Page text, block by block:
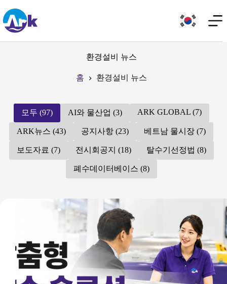
환경설비 뉴스
홈 환경설비 뉴스
모두 (97) AI와 물산업 (3) ARK GLOBAL (7)
ARK뉴스 (43) 공지사항 (23) 베트남 물시장 (7)
보도자료 (7) 전시회공지 (18) 탈수기선정법 (8)
폐수데이터베이스 (8)